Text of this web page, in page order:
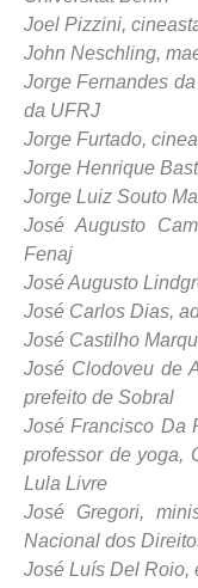
Joel Pizzini,
John Neschling,
Jorge Fernandes
da UFRJ
Jorge Furtado,
Jorge Henrique
Jorge Luiz Souto
José Augusto
Fenaj
José Augusto
José Carlos Dias,
José Castilho
José Clodoveu de
prefeito de Sobral
José Francisco Da
professor de yoga,
Lula Livre
José Gregori,
Nacional dos
José Luís Del Roio,